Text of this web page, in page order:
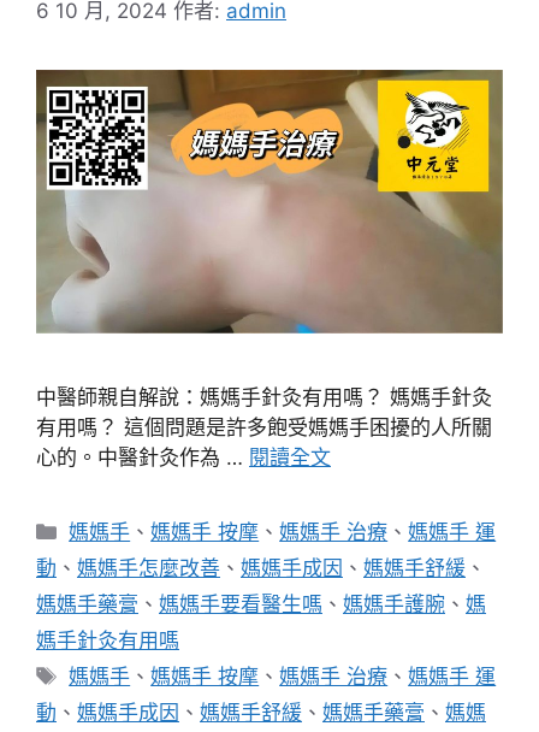
6 10 月, 2024 作者: admin
中醫師親自解說：媽媽手針灸有用嗎？ 媽媽手針灸
有用嗎？ 這個問題是許多飽受媽媽手困擾的人所關
心的。中醫針灸作為 … 閱讀全文
分
類
媽媽手 、媽媽手 按摩 、媽媽手 治療 、媽媽手 運
動 、 媽媽手怎麼改善 、 媽媽手成因 、 媽媽手舒緩 、
媽媽手藥膏 、 媽媽手要看醫生嗎 、 媽媽手護腕 、 媽
媽手針灸有用嗎
標
籤
媽媽手 、媽媽手 按摩 、媽媽手 治療 、媽媽手 運
動 、 媽媽手成因 、 媽媽手舒緩 、 媽媽手藥膏 、 媽媽